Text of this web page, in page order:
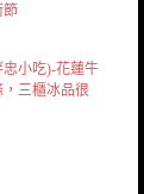
節
小吃)-花蓮牛
三櫃冰品很